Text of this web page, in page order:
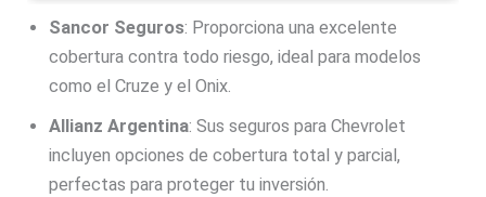
Sancor Seguros: Proporciona una excelente
cobertura contra todo riesgo, ideal para modelos
como el Cruze y el Onix.
Allianz Argentina: Sus seguros para Chevrolet
incluyen opciones de cobertura total y parcial,
perfectas para proteger tu inversión.